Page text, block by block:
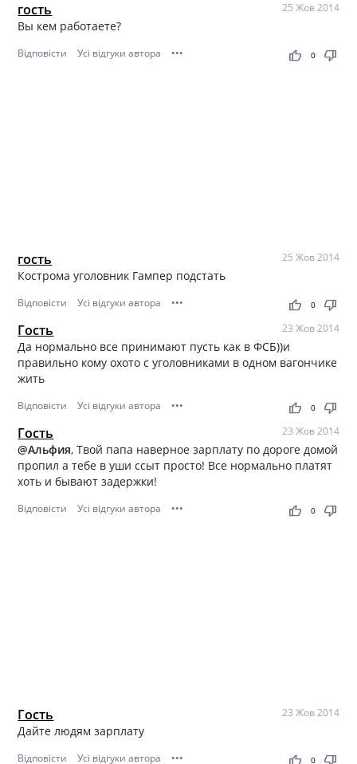
гость 25 Жов 2014
Вы кем работаете?
Відповісти Усі відгуки автора ••• thumb_up thumb_down
0
гость 25 Жов 2014
Кострома уголовник Гампер подстать
Відповісти Усі відгуки автора ••• thumb_up thumb_down
0
Гость 23 Жов 2014
Да нормально все принимают пусть как в ФСБ))и
правильно кому охото с уголовниками в одном вагончике
жить
Відповісти Усі відгуки автора ••• thumb_up thumb_down
0
Гость 23 Жов 2014
@Альфия, Твой папа наверное зарплату по дороге домой
пропил а тебе в уши ссыт просто! Все нормально платят
хоть и бывают задержки!
Відповісти Усі відгуки автора ••• thumb_up thumb_down
0
Гость 23 Жов 2014
Дайте людям зарплату
Відповісти Усі відгуки автора ••• thumb_up thumb_down
0